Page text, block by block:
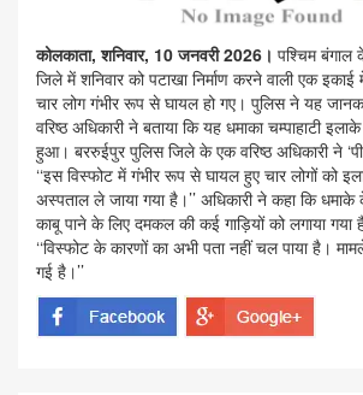
कोलकाता, शनिवार, 10 जनवरी 2026। पश्चिम बंगाल
जिले में शनिवार को पटाखा निर्माण करने वाली एक
चार लोग गंभीर रूप से घायल हो गए। पुलिस ने यह
वरिष्ठ अधिकारी ने बताया कि यह धमाका चम्पाहाटी
हुआ। बररुईपुर पुलिस जिले के एक वरिष्ठ अधिकारी ने
‘‘इस विस्फोट में गंभीर रूप से घायल हुए चार लोगों को
अस्पताल ले जाया गया है।’’ अधिकारी ने कहा कि
काबू पाने के लिए दमकल की कई गाड़ियों को लगाया गया
‘‘विस्फोट के कारणों का अभी पता नहीं चल पाया है।
गई है।’’